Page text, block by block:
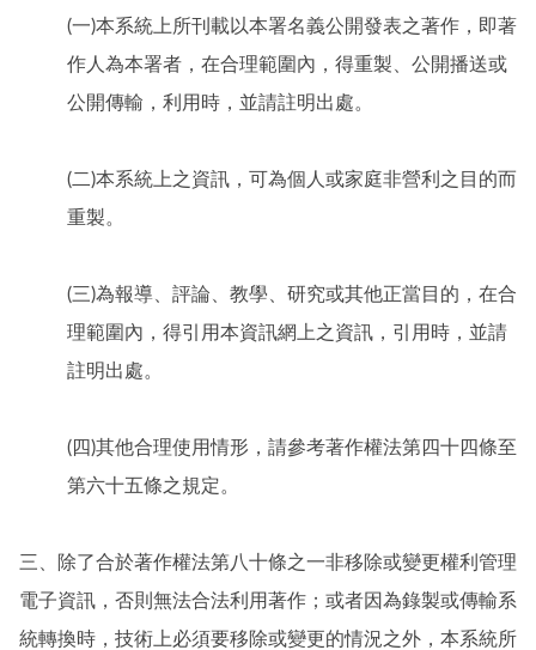
(一)本系統上所刊載以本署名義公開發表之著作，即著
作人為本署者，在合理範圍內，得重製、公開播送或
公開傳輸，利用時，並請註明出處。
(二)本系統上之資訊，可為個人或家庭非營利之目的而
重製。
(三)為報導、評論、教學、研究或其他正當目的，在合
理範圍內，得引用本資訊網上之資訊，引用時，並請
註明出處。
(四)其他合理使用情形，請參考著作權法第四十四條至
第六十五條之規定。
三、除了合於著作權法第八十條之一非移除或變更權利管理
電子資訊，否則無法合法利用著作；或者因為錄製或傳輸系
統轉換時，技術上必須要移除或變更的情況之外，本系統所